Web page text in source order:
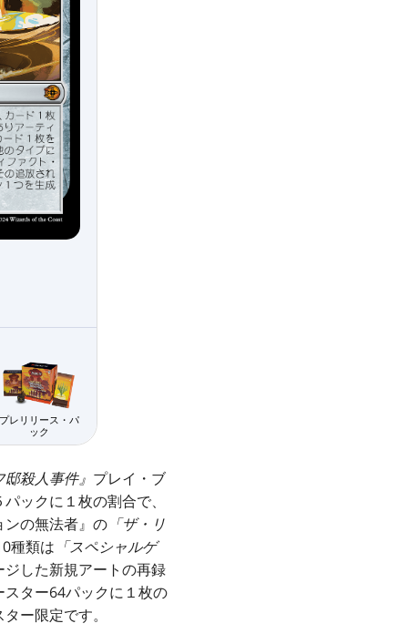
プレリリース・パ
ック
邸殺人事件』 プレイ・ブ
ックに１枚の割合で、
の無法者』の 「ザ・リ
種類は 「スペシャルゲ
した新規アートの再録
ター64パックに１枚の
ー限定です。